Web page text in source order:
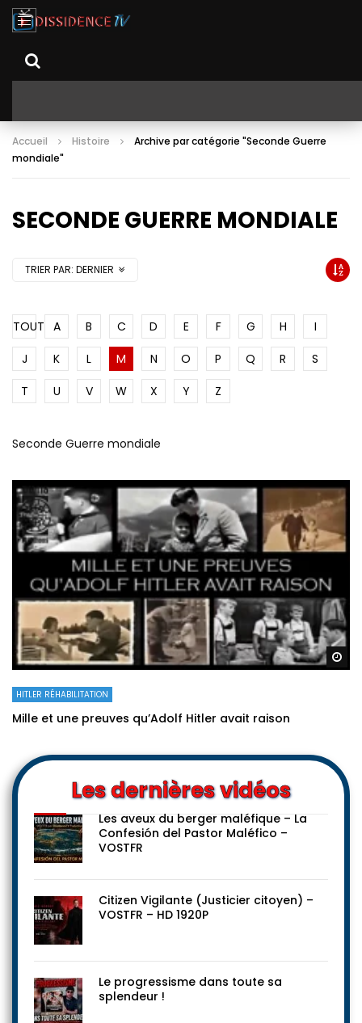
Accueil Histoire
Archive par catégorie "Seconde Guerre
mondiale"
SECONDE GUERRE MONDIALE
TRIER PAR: DERNIER
TOUT A B C D E F G H
I
J
K L M N O P Q R
S
T
U V W X Y Z
Seconde Guerre mondiale
HITLER RÉHABILITATION
Mille et une preuves qu’Adolf Hitler avait raison
Les dernières vidéos
Les aveux du berger maléfique – La
Confesión del Pastor Maléfico –
VOSTFR
Citizen Vigilante (Justicier citoyen) –
VOSTFR – HD 1920P
Le progressisme dans toute sa
splendeur !